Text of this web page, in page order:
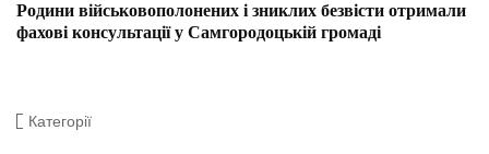
Родини військовополонених і зниклих безвісти отримали
фахові консультації у Самгородоцькій громаді
Категорії